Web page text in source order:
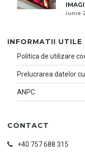
iunie
INFORMATII UTILE
Politica de utilizare
Prelucrarea datelor
ANPC
CONTACT
+40 757 688 315